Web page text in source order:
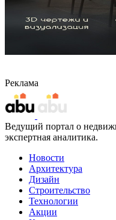
Реклама
Ведущий портал о
экспертная аналитика.
Новости
Архитектура
Дизайн
Строительство
Технологии
Акции